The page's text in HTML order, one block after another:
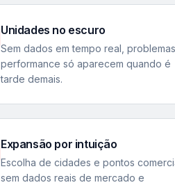
Unidades no escuro
Sem dados em tempo real,
performance só aparecem quando é
tarde demais.
Expansão por intuição
Escolha de cidades e pontos
sem dados reais de mercado e